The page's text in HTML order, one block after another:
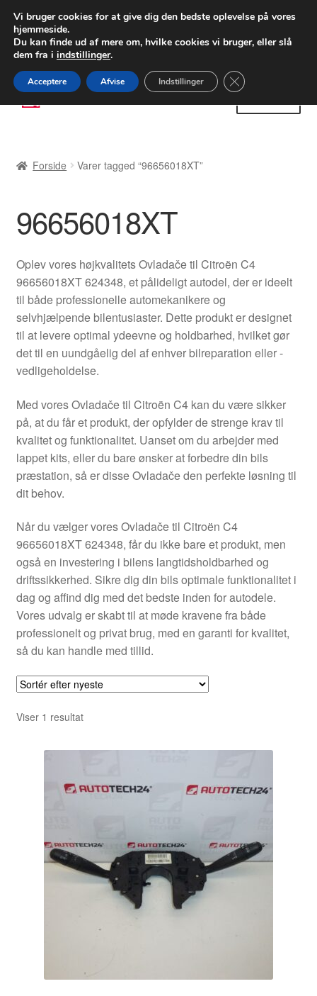
LEVERING fra 55 kr.
FEDEX verdensomspændende forsendelse
80 82 72 02
Spring
til
Spring
til
Betalinger
Kasse
Klageprocedure
Kontakte
Kurv
Levering
Min Konto
Om os
Vilkår og betingelser
Forside Varer tagged “96656018XT”
96656018XT
Oplev vores højkvalitets Ovladače til Citroën C4
96656018XT 624348, et pålideligt autodel, der er ideelt
til både professionelle automekanikere og
selvhjælpende bilentusiaster. Dette produkt er designet
til at levere optimal ydeevne og holdbarhed, hvilket gør
det til en uundgåelig del af enhver bilreparation eller -
vedligeholdelse.
Med vores Ovladače til Citroën C4 kan du være sikker
på, at du får et produkt, der opfylder de strenge krav til
kvalitet og funktionalitet. Uanset om du arbejder med
lappet kits, eller du bare ønsker at forbedre din bils
præstation, så er disse Ovladače den perfekte løsning til
dit behov.
Når du vælger vores Ovladače til Citroën C4
96656018XT 624348, får du ikke bare et produkt, men
også en investering i bilens langtidsholdbarhed og
driftssikkerhed. Sikre dig din bils optimale funktionalitet i
dag og affind dig med det bedste inden for autodele.
Vores udvalg er skabt til at møde kravene fra både
professionelt og privat brug, med en garanti for kvalitet,
så du kan handle med tillid.
Viser 1 resultat
Vi bruger cookies for at give dig den bedste oplevelse på vores
hjemmeside.
Du kan finde ud af mere om, hvilke cookies vi bruger, eller slå
dem fra i indstillinger.
Acceptere Afvise Indstillinger Close GDPR